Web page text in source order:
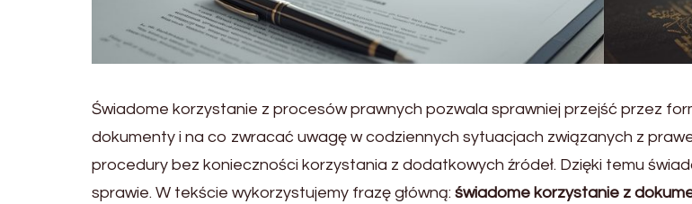
Świadome korzystanie z procesów prawnych pozwala sprawniej przejść przez
dokumenty i na co zwracać uwagę w codziennych sytuacjach związanych z
procedury bez konieczności korzystania z dodatkowych źródeł. Dzięki temu
sprawie. W tekście wykorzystujemy frazę główną: świadome korzystanie z